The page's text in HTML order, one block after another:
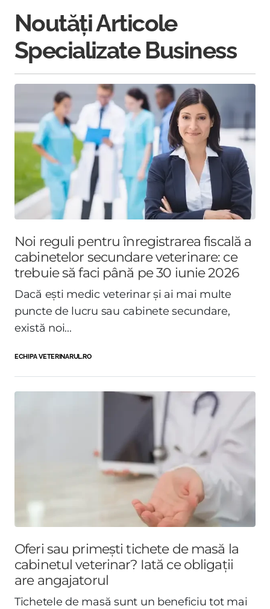
Noutăți Articole
Specializate Business
Noi reguli pentru înregistrarea fiscală a
cabinetelor secundare veterinare: ce
trebuie să faci până pe 30 iunie 2026
Dacă ești medic veterinar și ai mai multe
puncte de lucru sau cabinete secundare,
există noi...
ECHIPA VETERINARUL.RO
Oferi sau primești tichete de masă la
cabinetul veterinar? Iată ce obligații
are angajatorul
Tichetele de masă sunt un beneficiu tot mai